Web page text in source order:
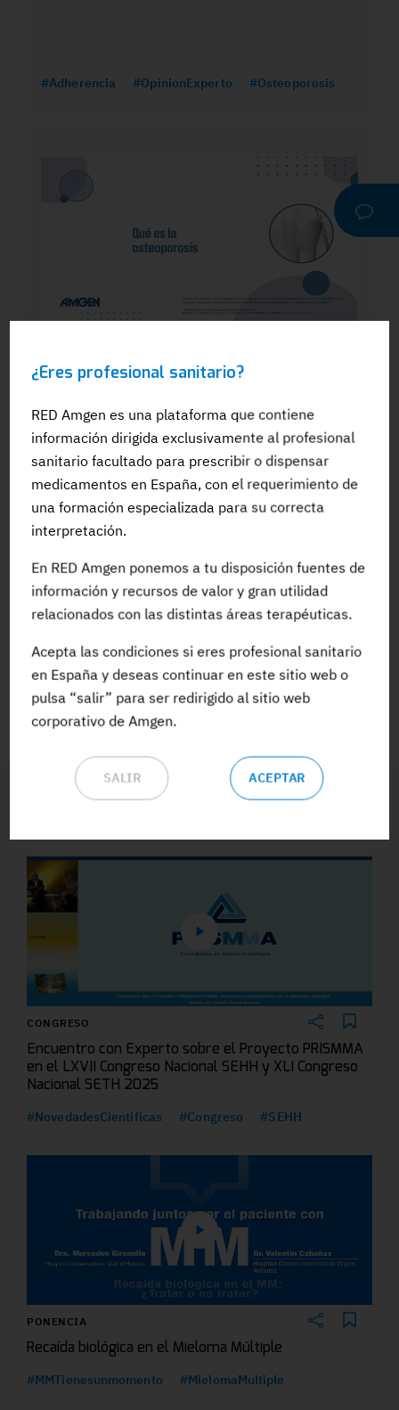
¿Eres profesional sanitario?
RED Amgen es una plataforma que contiene
información dirigida exclusivamente al profesional
sanitario facultado para prescribir o dispensar
medicamentos en España, con el requerimiento de
una formación especializada para su correcta
interpretación.
En RED Amgen ponemos a tu disposición fuentes de
información y recursos de valor y gran utilidad
relacionados con las distintas áreas terapéuticas.
Acepta las condiciones si eres profesional sanitario
en España y deseas continuar en este sitio web o
pulsa “salir” para ser redirigido al sitio web
corporativo de Amgen.
SALIR ACEPTAR
#Adherencia #OpinionExperto #Osteoporosis
Dra. Silvia González: El papel del
pacientes en tratamiento para la OP: Qué
es la osteoporosis
ACCEDE A TODA LA FORMACIÓN
CONGRESO
Encuentro con Experto sobre el Proyecto PRISMMA
en el LXVII Congreso Nacional SEHH y XLI Congreso
Nacional SETH 2025
#NovedadesCientificas #Congreso #SEHH
PONENCIA
Recaída biológica en el Mieloma Múltiple
#MMTienesunmomento #MielomaMultiple